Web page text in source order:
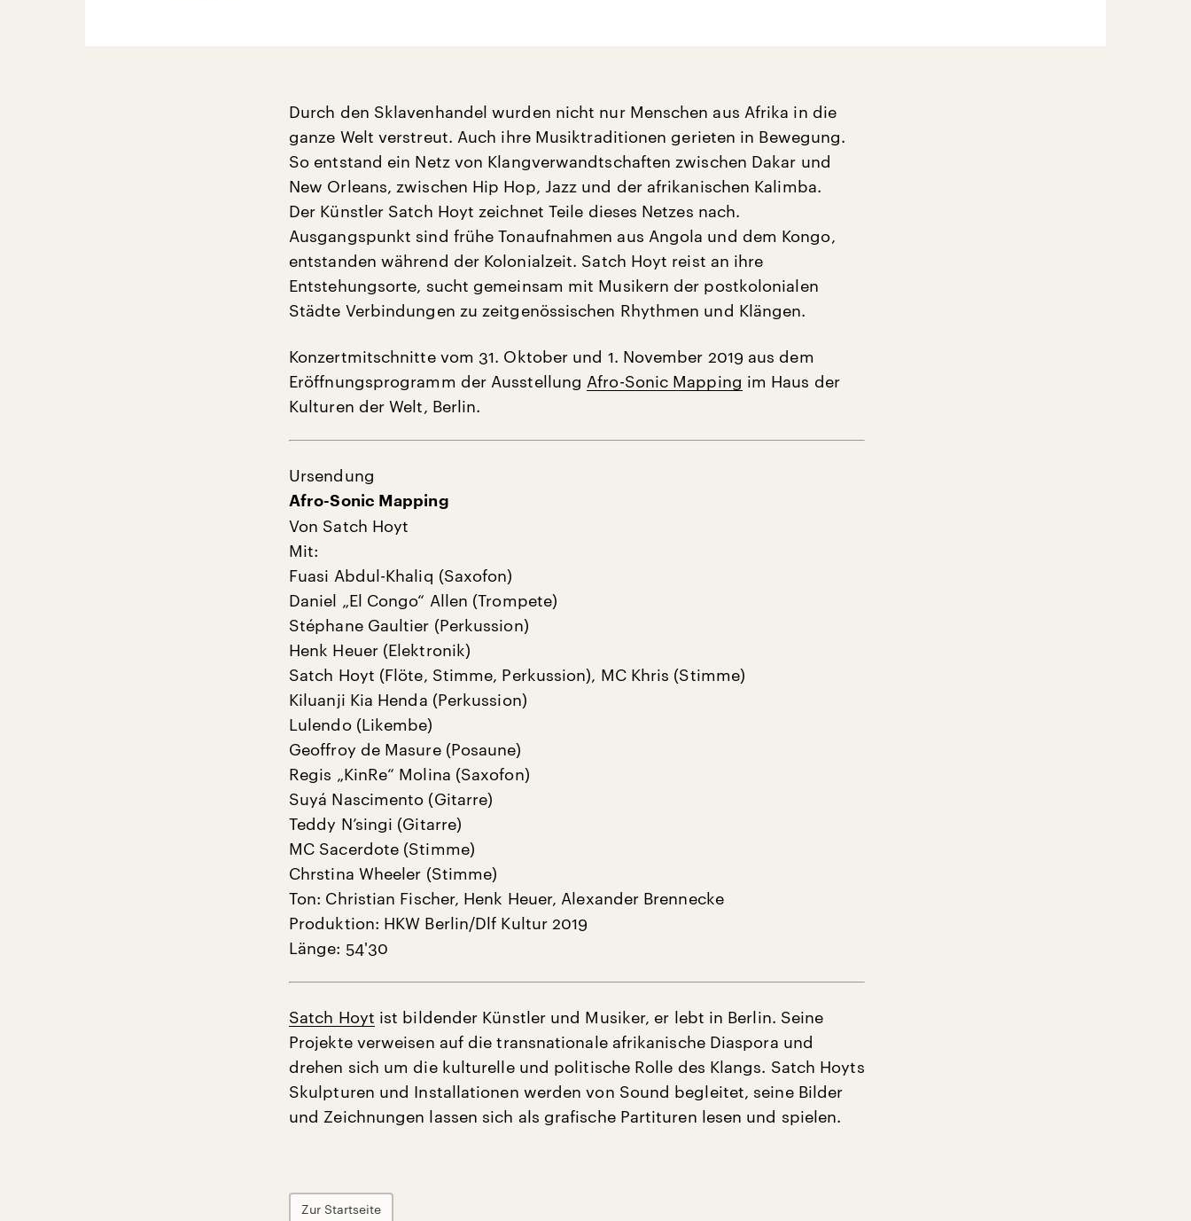
Durch den Sklavenhandel wurden nicht nur Menschen aus Afrika in die
ganze Welt verstreut. Auch ihre Musiktraditionen gerieten in Bewegung.
So entstand ein Netz von Klangverwandtschaften zwischen Dakar und
New Orleans, zwischen Hip Hop, Jazz und der afrikanischen Kalimba.
Der Künstler Satch Hoyt zeichnet Teile dieses Netzes nach.
Ausgangspunkt sind frühe Tonaufnahmen aus Angola und dem Kongo,
entstanden während der Kolonialzeit. Satch Hoyt reist an ihre
Entstehungsorte, sucht gemeinsam mit Musikern der postkolonialen
Städte Verbindungen zu zeitgenössischen Rhythmen und Klängen.
Konzertmitschnitte vom 31. Oktober und 1. November 2019 aus dem
Eröffnungsprogramm der Ausstellung Afro-Sonic Mapping im Haus der
Kulturen der Welt, Berlin.
Ursendung
Afro-Sonic Mapping
Von Satch Hoyt
Mit:
Fuasi Abdul-Khaliq (Saxofon)
Daniel „El Congo“ Allen (Trompete)
Stéphane Gaultier (Perkussion)
Henk Heuer (Elektronik)
Satch Hoyt (Flöte, Stimme, Perkussion), MC Khris (Stimme)
Kiluanji Kia Henda (Perkussion)
Lulendo (Likembe)
Geoffroy de Masure (Posaune)
Regis „KinRe“ Molina (Saxofon)
Suyá Nascimento (Gitarre)
Teddy N’singi (Gitarre)
MC Sacerdote (Stimme)
Chrstina Wheeler (Stimme)
Ton: Christian Fischer, Henk Heuer, Alexander Brennecke
Produktion: HKW Berlin/Dlf Kultur 2019
Länge: 54'30
Satch Hoyt ist bildender Künstler und Musiker, er lebt in Berlin. Seine
Projekte verweisen auf die transnationale afrikanische Diaspora und
drehen sich um die kulturelle und politische Rolle des Klangs. Satch Hoyts
Skulpturen und Installationen werden von Sound begleitet, seine Bilder
und Zeichnungen lassen sich als grafische Partituren lesen und spielen.
Zur Startseite